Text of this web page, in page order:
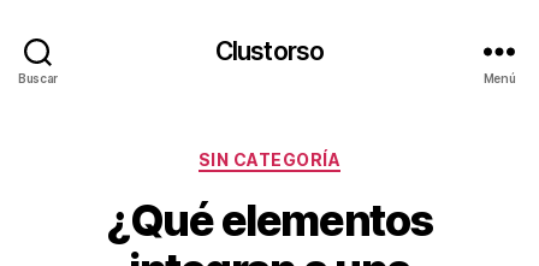
Buscar
Clustorso
Menú
Categorías
SIN CATEGORÍA
¿Qué elementos